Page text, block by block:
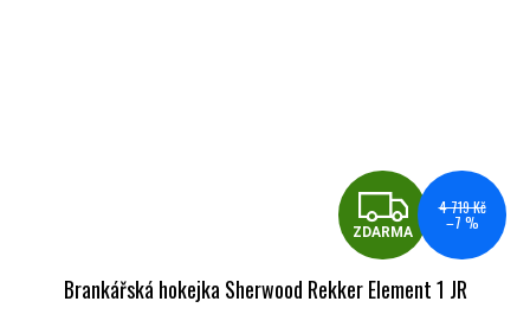
ZDARMA
4 719 Kč
–7 %
Brankářská hokejka Sherwood Rekker Element 1 JR